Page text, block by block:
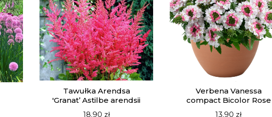
Tawułka Arendsa
'Granat’ Astilbe arendsii
18.90 zł
Verbena Vanessa
compact Bicolor Rose
13.90 zł